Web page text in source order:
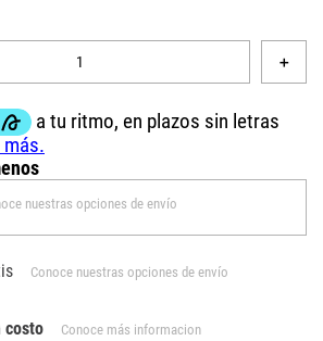
＋
nuestras opciones de envío
Conoce nuestras opciones de envío
costo Conoce más informacion